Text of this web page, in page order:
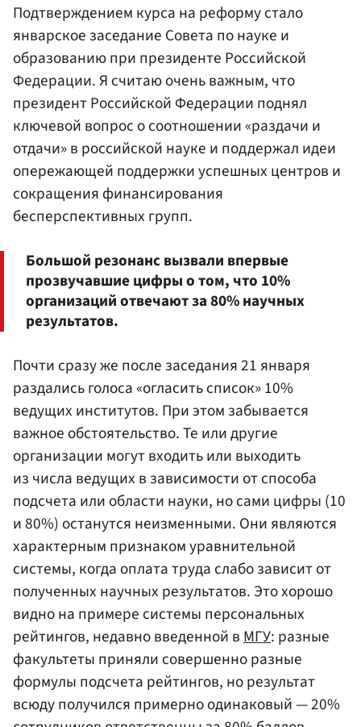
Подтверждением курса на реформу стало
январское заседание Совета по науке и
образованию при президенте Российской
Федерации. Я считаю очень важным, что
президент Российской Федерации поднял
ключевой вопрос о соотношении «раздачи и
отдачи» в российской науке и поддержал идеи
опережающей поддержки успешных центров и
сокращения финансирования
бесперспективных групп.
Большой резонанс вызвали впервые
прозвучавшие цифры о том, что 10%
организаций отвечают за 80% научных
результатов.
Почти сразу же после заседания 21 января
раздались голоса «огласить список» 10%
ведущих институтов. При этом забывается
важное обстоятельство. Те или другие
организации могут входить или выходить
из числа ведущих в зависимости от способа
подсчета или области науки, но сами цифры (10
и 80%) останутся неизменными. Они являются
характерным признаком уравнительной
системы, когда оплата труда слабо зависит от
полученных научных результатов. Это хорошо
видно на примере системы персональных
рейтингов, недавно введенной вМГУ: разные
факультеты приняли совершенно разные
формулы подсчета рейтингов, но результат
всюду получился примерно одинаковый — 20%